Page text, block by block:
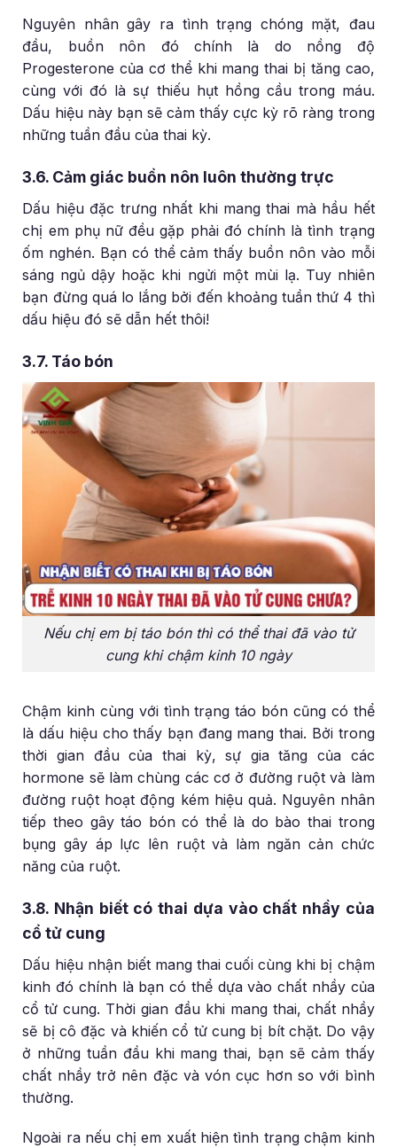
Nguyên nhân gây ra tình trạng chóng mặt, đau
đầu, buồn nôn đó chính là do nồng độ
Progesterone của cơ thể khi mang thai bị tăng cao,
cùng với đó là sự thiếu hụt hồng cầu trong máu.
Dấu hiệu này bạn sẽ cảm thấy cực kỳ rõ ràng trong
những tuần đầu của thai kỳ.
3.6. Cảm giác buồn nôn luôn thường trực
Dấu hiệu đặc trưng nhất khi mang thai mà hầu hết
chị em phụ nữ đều gặp phải đó chính là tình trạng
ốm nghén. Bạn có thể cảm thấy buồn nôn vào mỗi
sáng ngủ dậy hoặc khi ngửi một mùi lạ. Tuy nhiên
bạn đừng quá lo lắng bởi đến khoảng tuần thứ 4 thì
dấu hiệu đó sẽ dẫn hết thôi!
3.7. Táo bón
Nếu chị em bị táo bón thì có thể thai đã vào tử
cung khi chậm kinh 10 ngày
Chậm kinh cùng với tình trạng táo bón cũng có thể
là dấu hiệu cho thấy bạn đang mang thai. Bởi trong
thời gian đầu của thai kỳ, sự gia tăng của các
hormone sẽ làm chùng các cơ ở đường ruột và làm
đường ruột hoạt động kém hiệu quả. Nguyên nhân
tiếp theo gây táo bón có thể là do bào thai trong
bụng gây áp lực lên ruột và làm ngăn cản chức
năng của ruột.
3.8. Nhận biết có thai dựa vào chất nhầy của
cổ tử cung
Dấu hiệu nhận biết mang thai cuối cùng khi bị chậm
kinh đó chính là bạn có thể dựa vào chất nhầy của
cổ tử cung. Thời gian đầu khi mang thai, chất nhầy
sẽ bị cô đặc và khiến cổ tử cung bị bít chặt. Do vậy
ở những tuần đầu khi mang thai, bạn sẽ cảm thấy
chất nhầy trở nên đặc và vón cục hơn so với bình
thường.
Ngoài ra nếu chị em xuất hiện tình trạng chậm kinh